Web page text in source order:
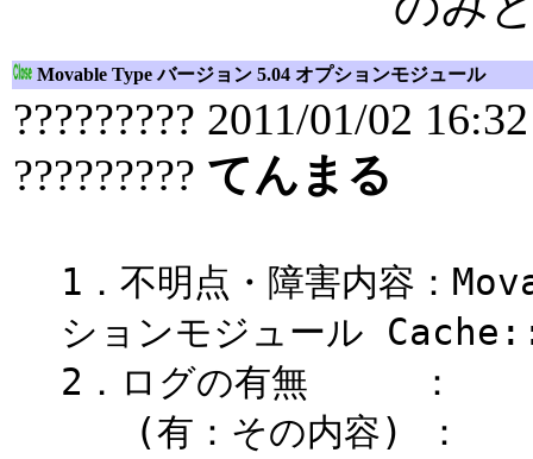
Movable Type バージョン 5.04 オプションモジュール
????????? 2011/01/02 16:32
????????? てんまる
1．不明点・障害内容：
ションモジュール
2．ログの有無 ：
(有：その内容) ：